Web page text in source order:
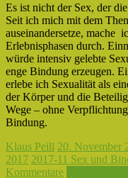
Es ist nicht der Sex, der
Seit ich mich mit dem
auseinandersetze, mache
Erlebnisphasen durch.
würde intensiv gelebte
enge Bindung erzeugen.
erlebe ich Sexualität als
der Körper und die
Wege – ohne
Bindung.
Klaus Peill 20. November
2017 2017-11 Sex und
Kommentare